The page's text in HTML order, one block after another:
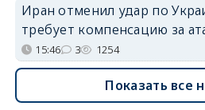
Иран отменил удар по
требует компенсацию за
15:46 3 1254
Показать все